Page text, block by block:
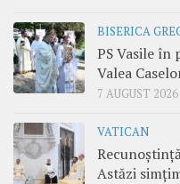
BISERICA
PS Vasile în
Valea
7 AUGUST 2026
VATICAN
Astăzi